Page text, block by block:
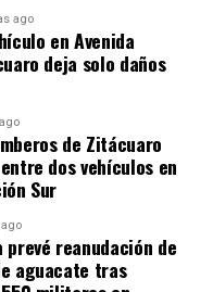
ago
en Avenida
deja solo daños
de Zitácuaro
dos vehículos en
Sur
prevé reanudación de
aguacate tras